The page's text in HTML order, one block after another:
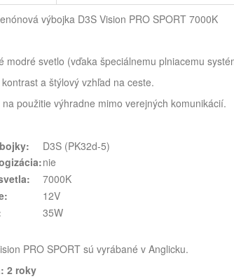
výbojka D3S Vision PRO SPORT 7000K
modré svetlo (vďaka špeciálnemu plniacemu
a štýlový vzhľad na ceste.
na použitie výhradne mimo verejných komunikácií.
D3S (PK32d-5)
nie
7000K
12V
35W
PRO SPORT sú vyrábané v Anglicku.
2 roky